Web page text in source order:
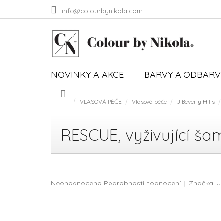
info@colourbynikola.com
NOVINKY A AKCE BARVY A
DomůVLASOVÁ PÉČE Vlasová péče J Beverly Hills
RESCUE, vyživující
Průměrné
Neohodnoceno Podrobnosti hodnocení Značka: